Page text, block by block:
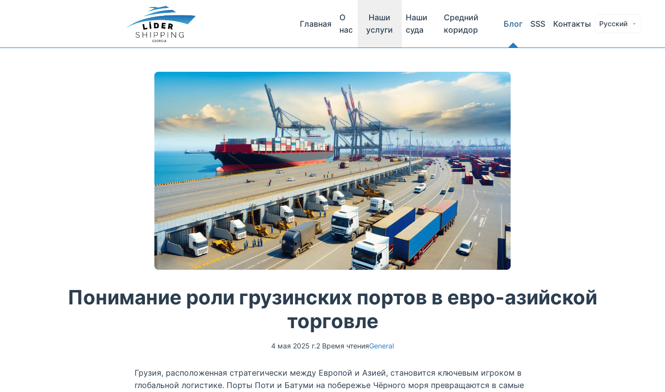
Главная
О
нас
Наши
услуги
Наши
суда
Средний
коридор
Блог SSS Контакты Русский
Понимание роли грузинских портов в евро-азийской
торговле
4 мая 2025 г.2 Время чтенияGeneral
Грузия, расположенная стратегически между Европой и Азией, становится ключевым игроком в
глобальной логистике. Порты Поти и Батуми на побережье Чёрного моря превращаются в самые